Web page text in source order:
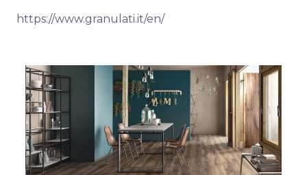
https://www.granulati.it/en/